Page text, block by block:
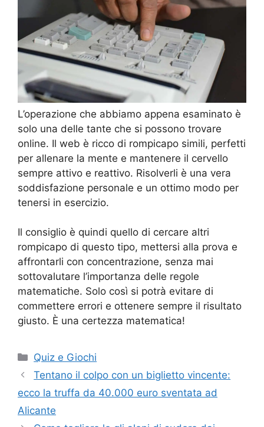
L’operazione che abbiamo appena esaminato è
solo una delle tante che si possono trovare
online. Il web è ricco di rompicapo simili, perfetti
per allenare la mente e mantenere il cervello
sempre attivo e reattivo. Risolverli è una vera
soddisfazione personale e un ottimo modo per
tenersi in esercizio.
Il consiglio è quindi quello di cercare altri
rompicapo di questo tipo, mettersi alla prova e
affrontarli con concentrazione, senza mai
sottovalutare l’importanza delle regole
matematiche. Solo così si potrà evitare di
commettere errori e ottenere sempre il risultato
giusto. È una certezza matematica!
Categorie
Quiz e Giochi
Tentano il colpo con un biglietto vincente:
ecco la truffa da 40.000 euro sventata ad
Alicante